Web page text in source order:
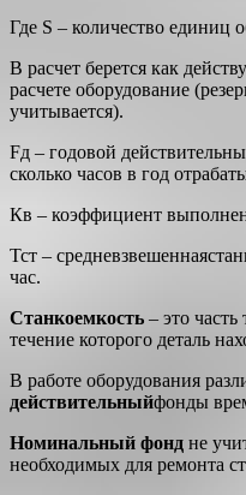
Где S – количество единиц
В расчет берется как
расчете оборудование
учитывается).
Fд – годовой
сколько часов в год
Кв – коэффициент
Тст –
час.
Станкоемкость – это часть
течение которого деталь
В работе оборудования
действительныйфонды
Номинальный фонд не
необходимых для ремонта